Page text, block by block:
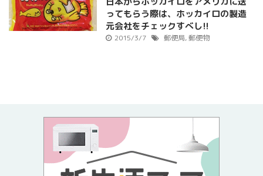
ってもらう際は、ホッカイロの製造
元会社をチェックすべし!!
2015/3/7 郵便局,郵便物